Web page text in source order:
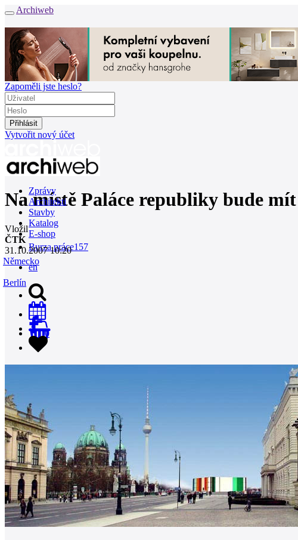
Archiweb
Zapoměli jste heslo?
Vytvořit nový účet
Zprávy
Architekti
Stavby
Katalog
E-shop
Burza práce157
en
0
Na místě Paláce republiky bude
Vložil
ČTK
31.10.2007 10:20
Německo
Berlín